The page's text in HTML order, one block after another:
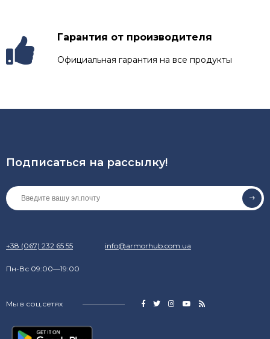
Гарантия от производителя
Официальная гарантия на все продукты
Подписаться на рассылкy!
+38 (067) 232 65 55 info@armorhub.com.ua
Пн-Вс 09:00—19:00
Мы в соц.сетях